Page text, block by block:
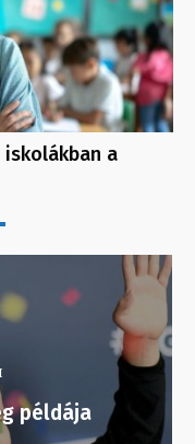
a
példája